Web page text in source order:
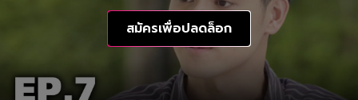
สมัครเพื่อปลดล็อก